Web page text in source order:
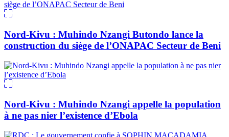
Nord-Kivu : Muhindo Nzangi Butondo lance la
construction du siège de l’ONAPAC Secteur de Beni
Nord-Kivu : Muhindo Nzangi appelle la population
à ne pas nier l’existence d’Ebola